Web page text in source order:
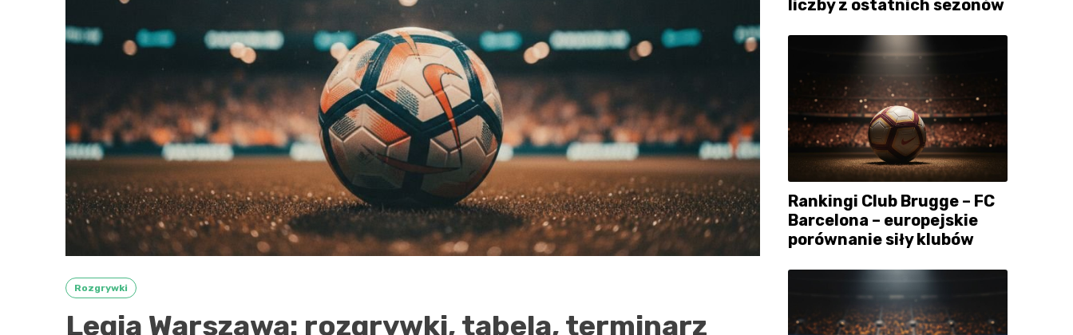
Rozgrywki
Legia Warszawa: rozgrywki, tabela, terminarz
liczby z ostatnich sezonów
Rankingi Club Brugge – FC
Barcelona – europejskie
porównanie siły klubów